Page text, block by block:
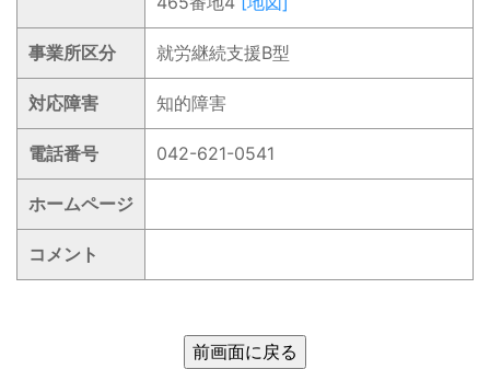
事業所区分 就労継続支援B型
対応障害 知的障害
電話番号 042-621-0541
ホームページ
コメント